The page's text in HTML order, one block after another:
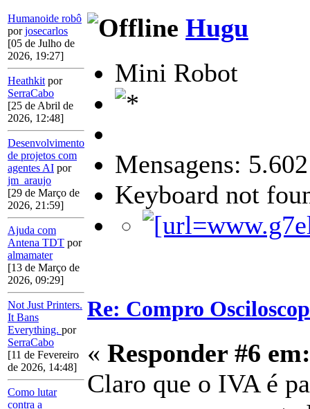
Humanoide robô
porjosecarlos
[05 de Julho de
2026, 19:27]
Heathkit por
SerraCabo
[25 de Abril de
2026, 12:48]
Desenvolvimento
de projetos com
agentes AI por
jm_araujo
[29 de Março de
2026, 21:59]
Ajuda com
Antena TDT por
almamater
[13 de Março de
2026, 09:29]
Not Just Printers.
It Bans
Everything. por
SerraCabo
[11 de Fevereiro
de 2026, 14:48]
Como lutar
contra a
Hugu
Mini Robot
Mensagens: 5.602
Keyboard not
Re: Compro
« Responder #6 em:
Claro que o IVA é